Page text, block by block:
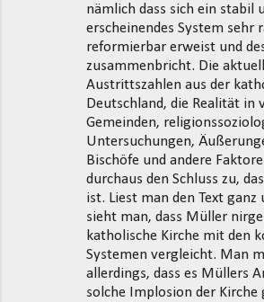
nämlich dass sich ein stabil
erscheinendes System sehr
reformierbar erweist und
zusammenbricht. Die
Austrittszahlen aus der
Deutschland, die Realität in
Gemeinden,
Untersuchungen,
Bischöfe und andere
durchaus den Schluss zu,
ist. Liest man den Text
sieht man, dass Müller
katholische Kirche mit den
Systemen vergleicht. Man
allerdings, dass es Müllers
solche Implosion der Kirche